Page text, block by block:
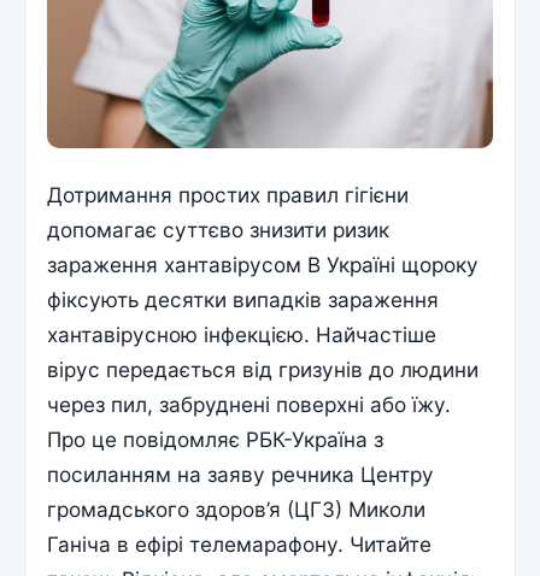
Дотримання простих правил гігієни
допомагає суттєво знизити ризик
зараження хантавірусом В Україні щороку
фіксують десятки випадків зараження
хантавірусною інфекцією. Найчастіше
вірус передається від гризунів до людини
через пил, забруднені поверхні або їжу.
Про це повідомляє РБК-Україна з
посиланням на заяву речника Центру
громадського здоров’я (ЦГЗ) Миколи
Ганіча в ефірі телемарафону. Читайте